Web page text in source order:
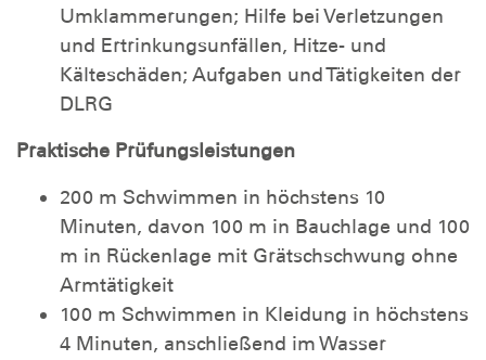
Umklammerungen; Hilfe bei Verletzungen
und Ertrinkungsunfällen, Hitze- und
Kälteschäden; Aufgaben und Tätigkeiten der
DLRG
Praktische Prüfungsleistungen
200 m Schwimmen in höchstens 10
Minuten, davon 100 m in Bauchlage und 100
m in Rückenlage mit Grätschschwung ohne
Armtätigkeit
100 m Schwimmen in Kleidung in höchstens
4 Minuten, anschließend im Wasser